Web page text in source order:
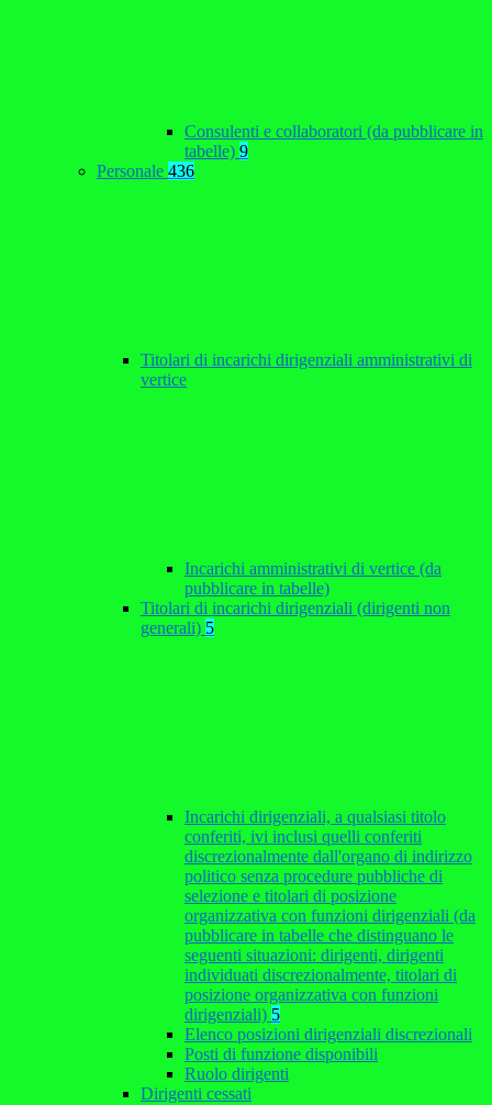
Consulenti e collaboratori (da pubblicare in
tabelle) 9
Personale 436
Titolari di incarichi dirigenziali amministrativi di
vertice
Incarichi amministrativi di vertice (da
pubblicare in tabelle)
Titolari di incarichi dirigenziali (dirigenti non
generali) 5
Incarichi dirigenziali, a qualsiasi titolo
conferiti, ivi inclusi quelli conferiti
discrezionalmente dall'organo di indirizzo
politico senza procedure pubbliche di
selezione e titolari di posizione
organizzativa con funzioni dirigenziali (da
pubblicare in tabelle che distinguano le
seguenti situazioni: dirigenti, dirigenti
individuati discrezionalmente, titolari di
posizione organizzativa con funzioni
dirigenziali) 5
Elenco posizioni dirigenziali discrezionali
Posti di funzione disponibili
Ruolo dirigenti
Dirigenti cessati